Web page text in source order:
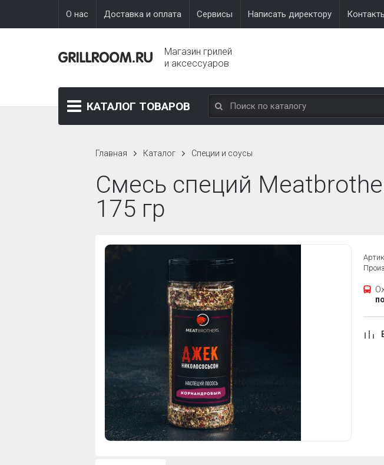
О нас Доставка и оплата Сервисы Написать директору
Магазин грилей
и аксессуаров
КАТАЛОГ ТОВАРОВ
Главная Каталог Специи и соусы
Смесь специй
175 гр